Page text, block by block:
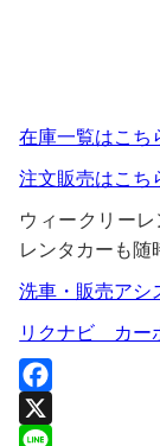
在庫一覧はこち
注文販売はこち
ウィークリー
レンタカーも随
洗車・販売ア
リクナビ カー
F
a
X